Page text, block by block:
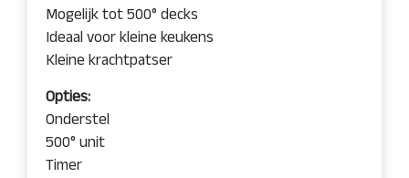
Mogelijk tot 500° decks
Ideaal voor kleine keukens
Kleine krachtpatser
Opties:
Onderstel
500° unit
Timer